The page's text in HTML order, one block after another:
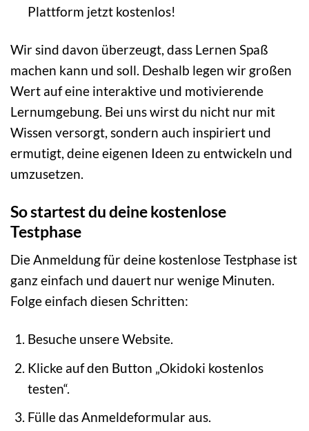
Plattform jetzt kostenlos!
Wir sind davon überzeugt, dass Lernen Spaß
machen kann und soll. Deshalb legen wir großen
Wert auf eine interaktive und motivierende
Lernumgebung. Bei uns wirst du nicht nur mit
Wissen versorgt, sondern auch inspiriert und
ermutigt, deine eigenen Ideen zu entwickeln und
umzusetzen.
So startest du deine kostenlose
Testphase
Die Anmeldung für deine kostenlose Testphase ist
ganz einfach und dauert nur wenige Minuten.
Folge einfach diesen Schritten:
Besuche unsere Website.
Klicke auf den Button „Okidoki kostenlos
testen“.
Fülle das Anmeldeformular aus.